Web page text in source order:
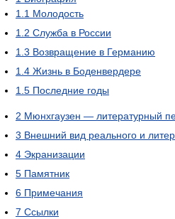
1.1 Молодость
1.2 Служба в России
1.3 Возвращение в Германию
1.4 Жизнь в Боденвердере
1.5 Последние годы
2 Мюнхгаузен — литературный
3 Внешний вид реального и
4 Экранизации
5 Памятник
6 Примечания
7 Ссылки